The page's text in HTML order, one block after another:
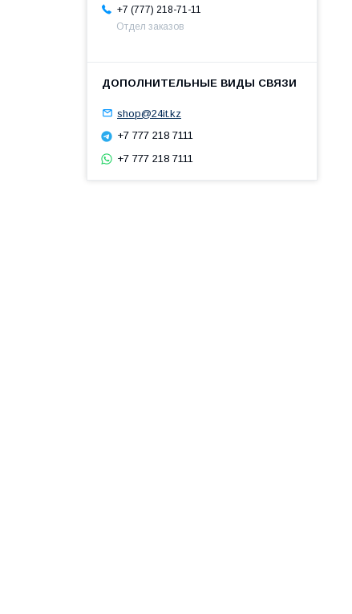
+7 (777) 218-71-11
Отдел заказов
shop@24it.kz
+7 777 218 7111
+7 777 218 7111